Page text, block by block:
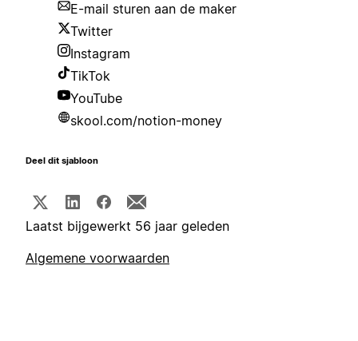
E-mail sturen aan de maker
Twitter
Instagram
TikTok
YouTube
skool.com/notion-money
Deel dit sjabloon
Laatst bijgewerkt 56 jaar geleden
Algemene voorwaarden